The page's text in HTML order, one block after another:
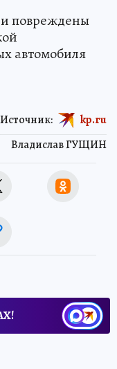
повреждены
автомобиля
Владислав ГУЩИН
Источник: kp.ru